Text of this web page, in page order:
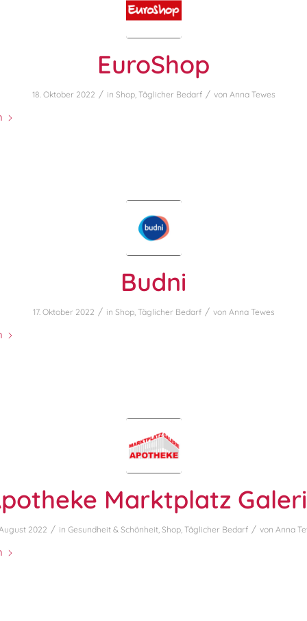
EuroShop
18. Oktober 2022 / in Shop, Täglicher Bedarf / von Anna Tewes
Budni
17. Oktober 2022 / in Shop, Täglicher Bedarf / von Anna Tewes
Marktplatz
2022 / in Gesundheit & Schönheit, Shop, Täglicher Bedarf / von Anna